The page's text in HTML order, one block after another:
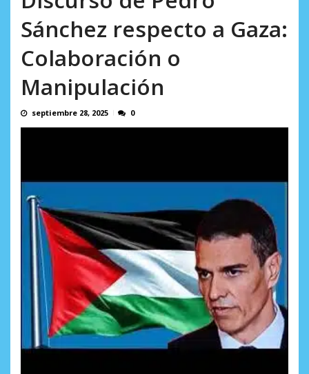
Sánchez respecto a Gaza:
Colaboración o
Manipulación
septiembre 28, 2025 0